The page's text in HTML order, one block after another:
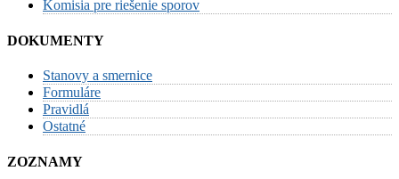
Komisia pre riešenie sporov
DOKUMENTY
Stanovy a smernice
Formuláre
Pravidlá
Ostatné
ZOZNAMY